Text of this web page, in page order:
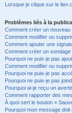
Lorsque je clique sur le lien
Problèmes liés à la
Comment créer un
Comment modifier ou
Comment ajouter une
Comment créer un sondage
Pourquoi ne puis-je pas
Comment modifier ou
Pourquoi ne puis-je pas
Pourquoi ne puis-je pas
Pourquoi ai-je reçu un
Comment rapporter des
À quoi sert le bouton «
Pourquoi mon message doit